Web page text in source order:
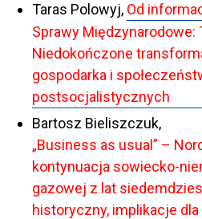
Taras Polowyj, Od
Sprawy Międzynarodowe:
Niedokończone
gospodarka i
postsocjalistycznych
Bartosz Bieliszczuk,
„Business as usual” –
kontynuacja sowiecko-
gazowej z lat
historyczny, implikacje